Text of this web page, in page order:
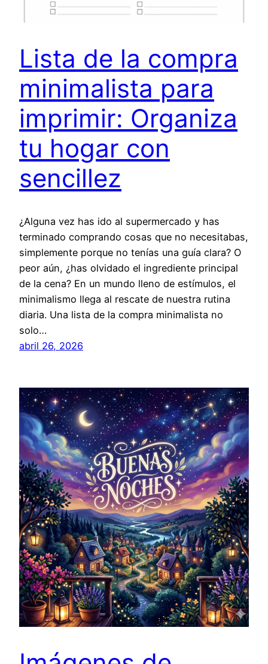
Lista de la compra
minimalista para
imprimir: Organiza
tu hogar con
sencillez
¿Alguna vez has ido al supermercado y has
terminado comprando cosas que no necesitabas,
simplemente porque no tenías una guía clara? O
peor aún, ¿has olvidado el ingrediente principal
de la cena? En un mundo lleno de estímulos, el
minimalismo llega al rescate de nuestra rutina
diaria. Una lista de la compra minimalista no
solo…
abril 26, 2026